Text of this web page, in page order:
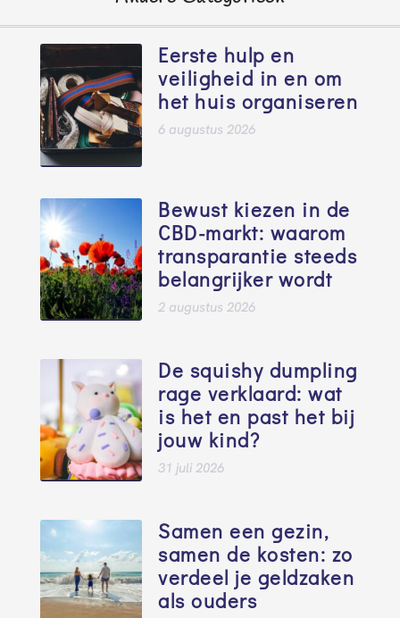
Eerste hulp en
veiligheid in en om
het huis organiseren
6 augustus 2026
Bewust kiezen in de
CBD-markt: waarom
transparantie steeds
belangrijker wordt
2 augustus 2026
De squishy dumpling
rage verklaard: wat
is het en past het bij
jouw kind?
31 juli 2026
Samen een gezin,
samen de kosten: zo
verdeel je geldzaken
als ouders